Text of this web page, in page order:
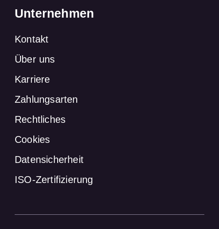
Unternehmen
Kontakt
Über uns
Karriere
Zahlungsarten
Rechtliches
Cookies
Datensicherheit
ISO-Zertifizierung